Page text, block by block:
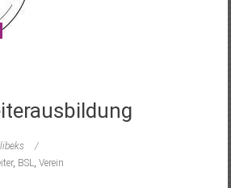
, BSL, Verein